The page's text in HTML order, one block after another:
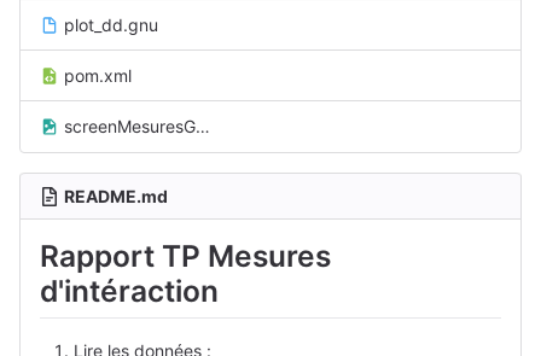
plot_dd.gnu
pom.xml
screenMesuresGraphes.png
README.md
Rapport TP Mesures
d'intéraction
Lire les données :